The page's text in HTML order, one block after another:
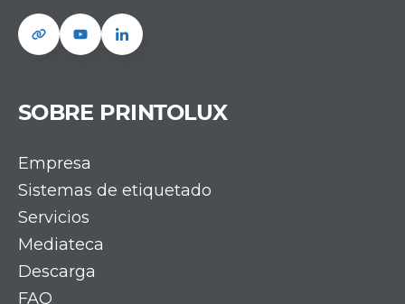
SOBRE PRINTOLUX
Empresa
Sistemas de etiquetado
Servicios
Mediateca
Descarga
FAQ